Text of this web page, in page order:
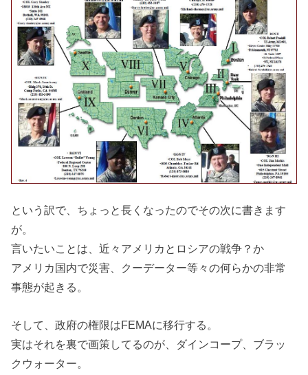
という訳で、ちょっと長くなったのでその次に書きます
が。
言いたいことは、近々アメリカとロシアの戦争？か
アメリカ国内で災害、クーデーター等々の何らかの非常
事態が起きる。
そして、政府の権限はFEMAに移行する。
実はそれを裏で画策してるのが、ダインコープ、ブラッ
クウォーター。